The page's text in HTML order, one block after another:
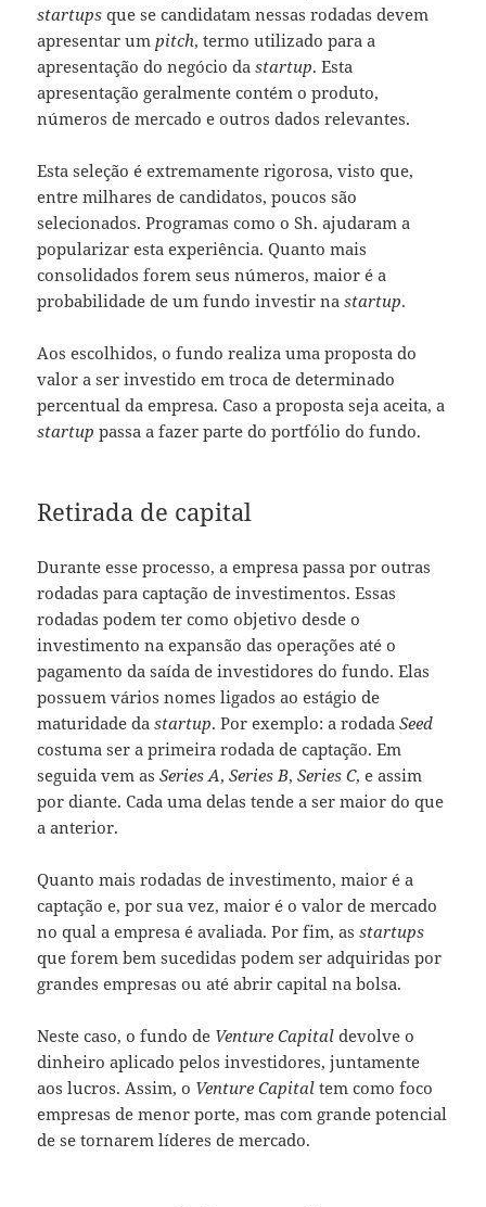
startups que se candidatam nessas rodadas devem
apresentar um pitch, termo utilizado para a
apresentação do negócio dastartup. Esta
apresentação geralmente contém o produto,
números de mercado e outros dados relevantes.
Esta seleção é extremamente rigorosa, visto que,
entre milhares de candidatos, poucos são
selecionados. Programas como o Sh. ajudaram a
popularizar esta experiência. Quanto mais
consolidados forem seus números, maior é a
probabilidade de um fundo investir nastartup.
Aos escolhidos, o fundo realiza uma proposta do
valor a ser investido em troca de determinado
percentual da empresa. Caso a proposta seja aceita, a
startup passa a fazer parte do portfólio do fundo.
Retirada de capital
Durante esse processo, a empresa passa por outras
rodadas para captação de investimentos. Essas
rodadas podem ter como objetivo desde o
investimento na expansão das operações até o
pagamento da saída de investidores do fundo. Elas
possuem vários nomes ligados ao estágio de
maturidade dastartup. Por exemplo: a rodadaSeed
costuma ser a primeira rodada de captação. Em
seguida vem asSeries A,Series B,Series C, e assim
por diante. Cada uma delas tende a ser maior do que
a anterior.
Quanto mais rodadas de investimento, maior é a
captação e, por sua vez, maior é o valor de mercado
no qual a empresa é avaliada. Por fim, asstartups
que forem bem sucedidas podem ser adquiridas por
grandes empresas ou até abrir capital na bolsa.
Neste caso, o fundo de Venture Capital devolve o
dinheiro aplicado pelos investidores, juntamente
aos lucros. Assim, o Venture Capitaltem como foco
empresas de menor porte, mas com grande potencial
de se tornarem líderes de mercado.